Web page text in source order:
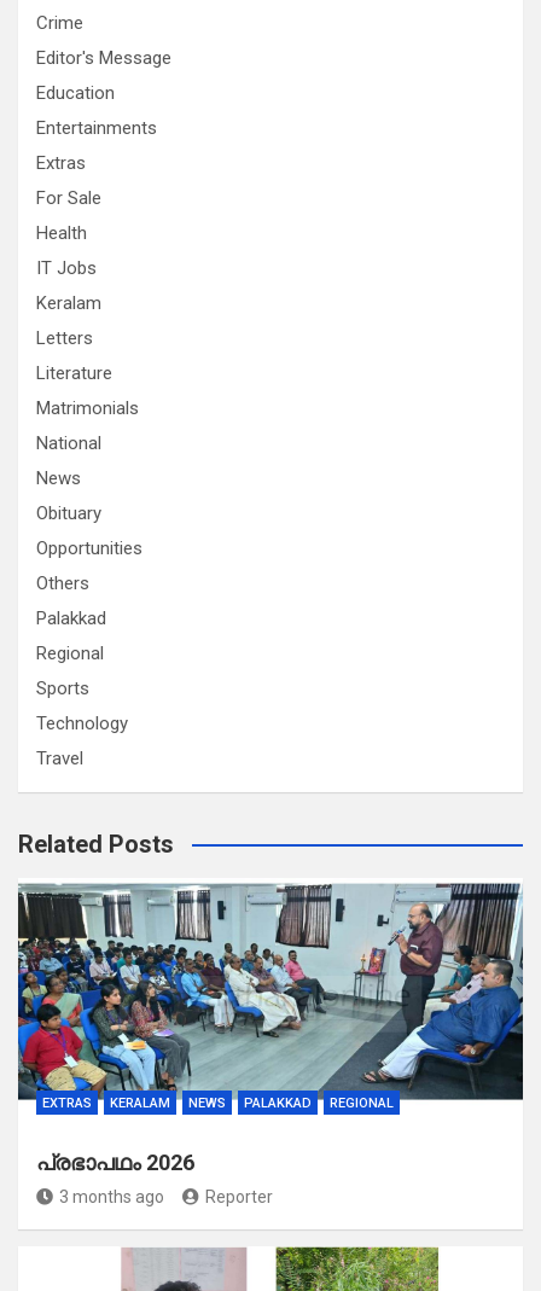
Crime
Editor's Message
Education
Entertainments
Extras
For Sale
Health
IT Jobs
Keralam
Letters
Literature
Matrimonials
National
News
Obituary
Opportunities
Others
Palakkad
Regional
Sports
Technology
Travel
Related Posts
EXTRAS KERALAM NEWS PALAKKAD REGIONAL
പ്രഭാപഥം 2026
3 months ago Reporter